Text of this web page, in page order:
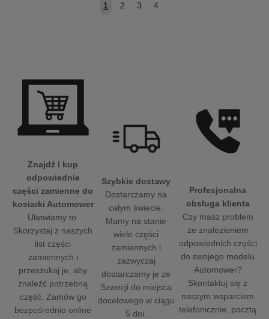
1 2 3 4
Znajdź i kup
odpowiednie
części zamienne do
kosiarki Automower
Ułatwiamy to.
Skorzystaj z naszych
list części
zamiennych i
przeszukaj je, aby
znaleźć potrzebną
część. Zamów go
bezpośrednio online
Szybkie dostawy
Dostarczamy na
całym świecie.
Mamy na stanie
wiele części
zamiennych i
zazwyczaj
dostarczamy je ze
Szwecji do miejsca
docelowego w ciągu
5 dni.
Profesjonalna
obsługa klienta
Czy masz problem
ze znalezieniem
odpowiednich części
do swojego modelu
Automower?
Skontaktuj się z
naszym wsparciem
telefonicznie, pocztą